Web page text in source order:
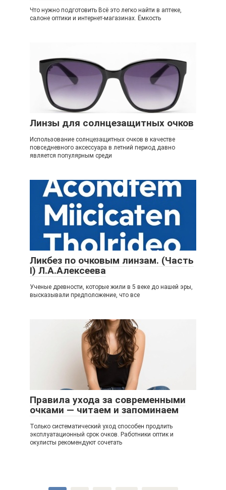
Что нужно подготовить Всё это легко найти в аптеке,
салоне оптики и интернет-магазинах. Ёмкость
Линзы для солнцезащитных очков
Использование солнцезащитных очков в качестве
повседневного аксессуара в летний период давно
является популярным среди
Ликбез по очковым линзам. (Часть
I) Л.А.Алексеева
Ученые древности, которые жили в 5 веке до нашей эры,
высказывали предположение, что все
Правила ухода за современными
очками — читаем и запоминаем
Только систематический уход способен продлить
эксплуатационный срок очков. Работники оптик и
окулисты рекомендуют сочетать